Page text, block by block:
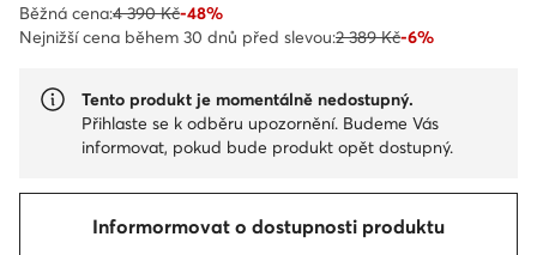
Běžná cena:4 390 Kč-48%
Nejnižší cena během 30 dnů před slevou:2 389 Kč-6%
Tento produkt je momentálně nedostupný.
Přihlaste se k odběru upozornění. Budeme Vás
informovat, pokud bude produkt opět dostupný.
Informormovat o dostupnosti produktu